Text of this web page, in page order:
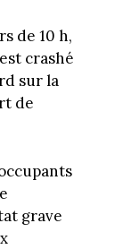
de 10 h,
crashé
sur la
de
grave